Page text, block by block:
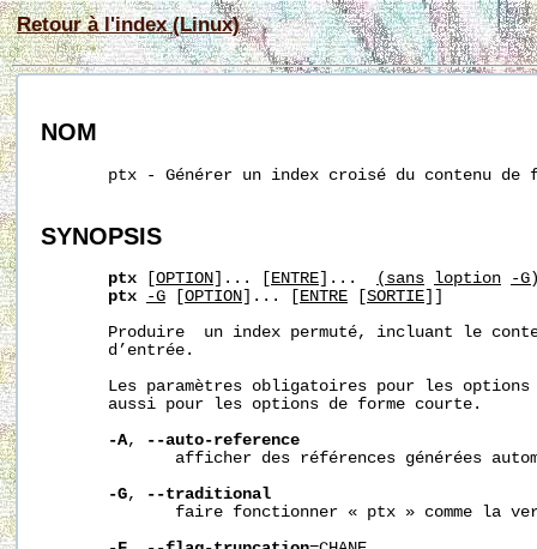
Retour à l'index (Linux)
NOM
ptx - Générer un index croisé du contenu de
SYNOPSIS
ptx OPTION ]... [ ENTRE ]... (sans loption
-
ptx
-G OPTION ]... [ ENTRE SORTIE
Produire  un index permuté, incluant le
       d’entrée.
Les paramètres obligatoires pour les
       aussi pour les options de forme courte.
-A,
--auto-reference
afficher des références générées
-G,
--traditional
faire fonctionner « ptx » comme la